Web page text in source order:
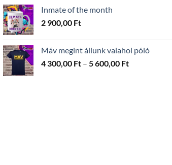
Inmate of the month
2 900,00 Ft
Máv megint állunk valahol póló
4 300,00 Ft – 5 600,00 FtÁrtartomány: